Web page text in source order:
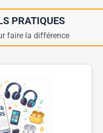
PRATIQUES
faire la différence